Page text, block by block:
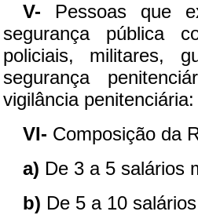
V- Pessoas que
segurança pública
policiais, militares,
segurança
vigilância
VI- Composição da
a) De 3 a 5 salários
b) De 5 a 10